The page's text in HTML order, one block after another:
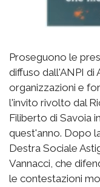
Proseguono le
diffuso dall'ANPI di
organizzazioni e
l'invito rivolto dal
Filiberto di Savoia
quest'anno. Dopo
Destra Sociale
Vannacci, che
le contestazioni